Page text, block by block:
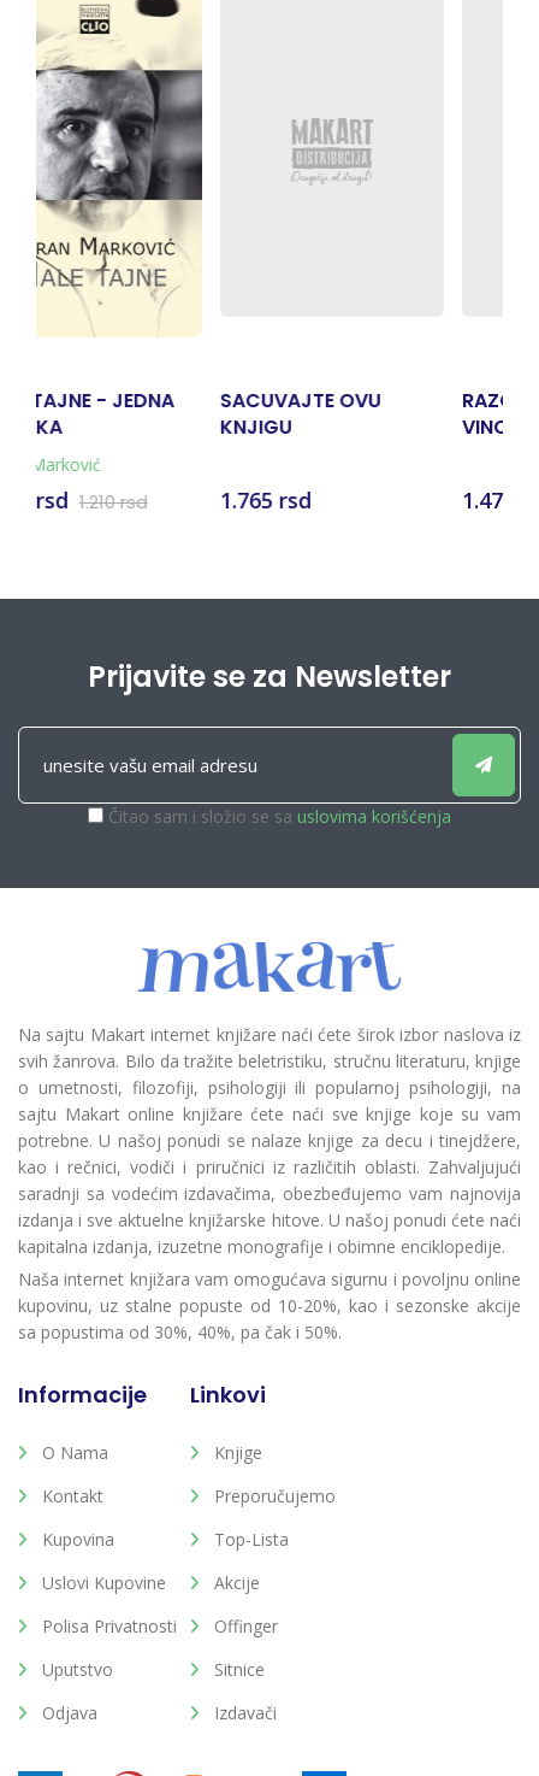
OVU
rsd
RAZGOVORI SA
VINCANCIMA
1.471 rsd 500 rsd
Prijavite se za Newsletter
Čitao sam i složio se sa uslovima korišćenja
Na sajtu Makart internet knjižare naći ćete širok izbor naslova iz
svih žanrova. Bilo da tražite beletristiku, stručnu literaturu, knjige
o umetnosti, filozofiji, psihologiji ili popularnoj psihologiji, na
sajtu Makart online knjižare ćete naći sve knjige koje su vam
potrebne. U našoj ponudi se nalaze knjige za decu i tinejdžere,
kao i rečnici, vodiči i priručnici iz različitih oblasti. Zahvaljujući
saradnji sa vodećim izdavačima, obezbeđujemo vam najnovija
izdanja i sve aktuelne knjižarske hitove. U našoj ponudi ćete naći
kapitalna izdanja, izuzetne monografije i obimne enciklopedije.
Naša internet knjižara vam omogućava sigurnu i povoljnu online
kupovinu, uz stalne popuste od 10-20%, kao i sezonske akcije
sa popustima od 30%, 40%, pa čak i 50%.
Informacije
O Nama
Kontakt
Kupovina
Uslovi Kupovine
Polisa Privatnosti
Uputstvo
Odjava
Linkovi
Knjige
Preporučujemo
Top-Lista
Akcije
Offinger
Sitnice
Izdavači